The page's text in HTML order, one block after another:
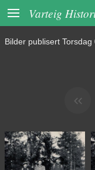
 Varteig
Bilder publisert Torsdag